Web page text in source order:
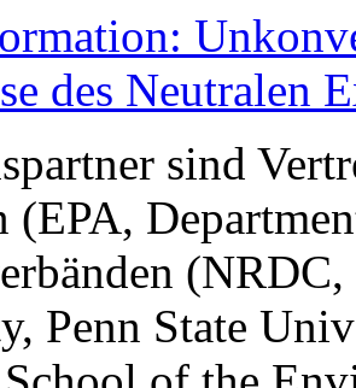
des Neutralen
sind
(EPA,
Penn State